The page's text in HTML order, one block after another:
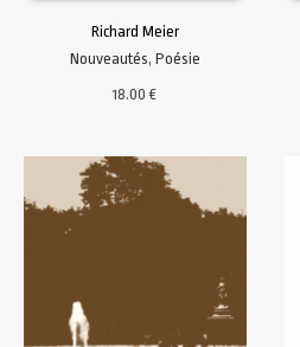
Richard Meier
Nouveautés, Poésie
18.00€